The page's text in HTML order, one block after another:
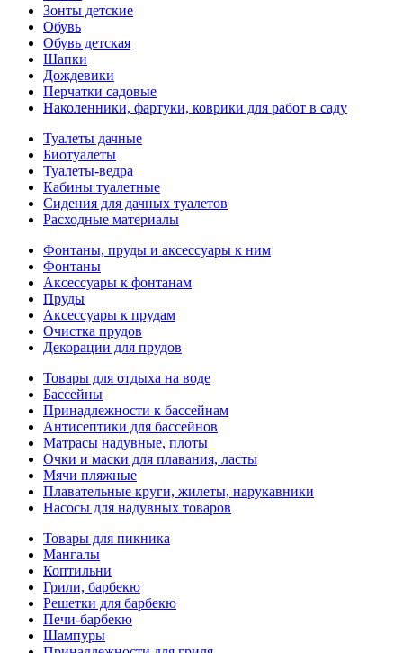
Зонты детские
Обувь
Обувь детская
Шапки
Дождевики
Перчатки садовые
Наколенники, фартуки, коврики для работ в саду
Туалеты дачные
Биотуалеты
Туалеты-ведра
Кабины туалетные
Сидения для дачных туалетов
Расходные материалы
Фонтаны, пруды и аксессуары к ним
Фонтаны
Аксессуары к фонтанам
Пруды
Аксессуары к прудам
Очистка прудов
Декорации для прудов
Товары для отдыха на воде
Бассейны
Принадлежности к бассейнам
Антисептики для бассейнов
Матраcы надувные, плоты
Очки и маски для плавания, ласты
Мячи пляжные
Плавательные круги, жилеты, нарукавники
Насосы для надувных товаров
Товары для пикника
Мангалы
Коптильни
Грили, барбекю
Решетки для барбекю
Печи-барбекю
Шампуры